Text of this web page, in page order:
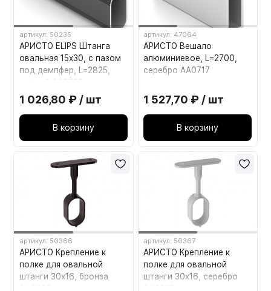
артикул: 50235
АРИСТО ELIPS Штанга
овальная 15х30, с пазом
под демпфер, L=2825,
1 026,80 ₽ / шт
В корзину
артикул: 47064
АРИСТО Вешало
алюминиевое, L=2700,
серебро AA0717
1 527,70 ₽ / шт
В корзину
артикул: 50366
АРИСТО Крепление к
полке для овальной
штанги 30х16, бронза
артикул: 50367
АРИСТО Крепление к
полке для овальной
штанги 30х16, серебро